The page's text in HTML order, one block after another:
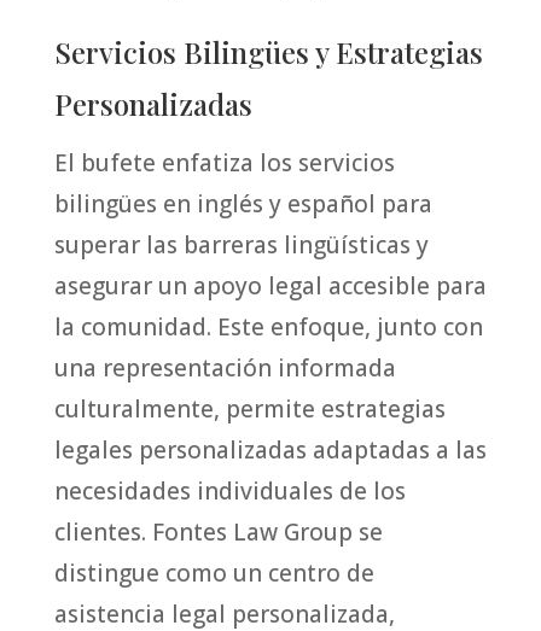
Servicios Bilingües y Estrategias
Personalizadas
El bufete enfatiza los servicios
bilingües en inglés y español para
superar las barreras lingüísticas y
asegurar un apoyo legal accesible para
la comunidad. Este enfoque, junto con
una representación informada
culturalmente, permite estrategias
legales personalizadas adaptadas a las
necesidades individuales de los
clientes. Fontes Law Group se
distingue como un centro de
asistencia legal personalizada,